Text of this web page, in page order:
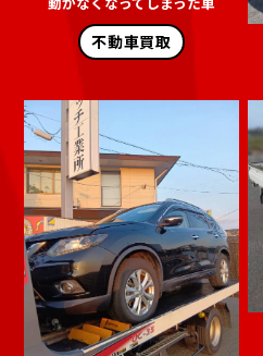
不動車買取